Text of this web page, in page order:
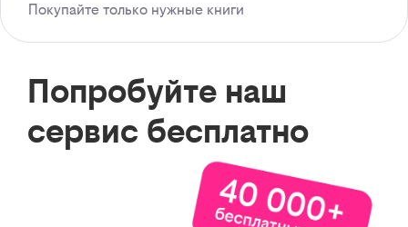
Покупайте только нужные книги
Попробуйте наш
сервис бесплатно